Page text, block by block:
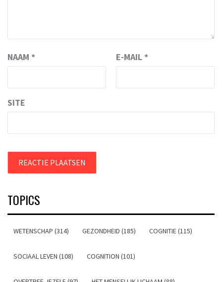
NAAM * E-MAIL *
SITE
TOPICS
WETENSCHAP (314) GEZONDHEID (185) COGNITIE (115)
SOCIAAL LEVEN (108) COGNITION (101)